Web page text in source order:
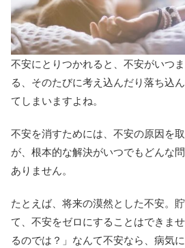
不安にとりつかれると、不安がいつ
る、そのたびに考え込んだり落ち込
てしまいますよね。
不安を消すためには、不安の原因を
が、根本的な解決がいつでもどんな
ありません。
たとえば、将来の漠然とした不安。
て、不安をゼロにすることはできま
るのでは？」なんて不安なら、病気